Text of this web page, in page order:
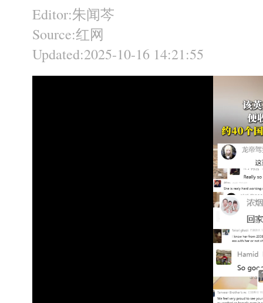
Editor:朱闻芩
Source:红网
Updated:2025-10-16 14:21:55